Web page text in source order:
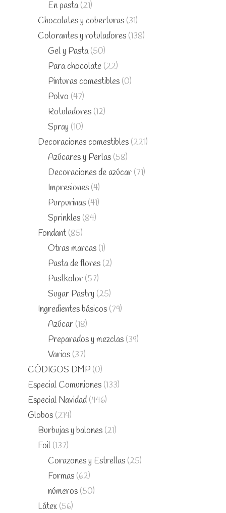
En pasta (21)
Chocolates y coberturas (31)
Colorantes y rotuladores (138)
Gel y Pasta (50)
Para chocolate (22)
Pinturas comestibles (0)
Polvo (47)
Rotuladores (12)
Spray (10)
Decoraciones comestibles (221)
Azúcares y Perlas (58)
Decoraciones de azúcar (71)
Impresiones (4)
Purpurinas (41)
Sprinkles (84)
Fondant (85)
Otras marcas (1)
Pasta de flores (2)
Pastkolor (57)
Sugar Pastry (25)
Ingredientes básicos (79)
Azúcar (18)
Preparados y mezclas (39)
Varios (37)
CÓDIGOS DMP (0)
Especial Comuniones (133)
Especial Navidad (446)
Globos (214)
Burbujas y balones (21)
Foil (137)
Corazones y Estrellas (25)
Formas (62)
números (50)
Látex (56)